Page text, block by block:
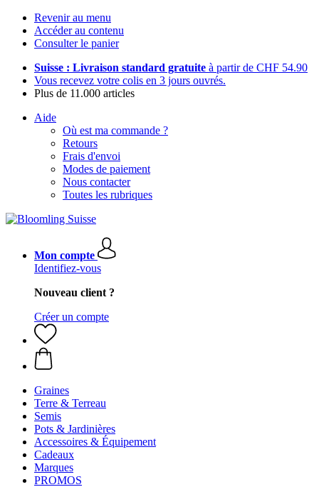
Revenir au menu
Accéder au contenu
Consulter le panier
Suisse : Livraison standard gratuite à partir de CHF 54.90
Vous recevez votre colis en 3 jours ouvrés.
Plus de 11.000 articles
Aide
Où est ma commande ?
Retours
Frais d'envoi
Modes de paiement
Nous contacter
Toutes les rubriques
Mon compte
Identifiez-vous
Nouveau client ?
Créer un compte
Graines
Terre & Terreau
Semis
Pots & Jardinières
Accessoires & Équipement
Cadeaux
Marques
PROMOS